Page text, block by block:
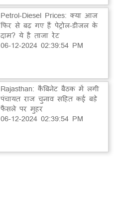
Petrol-Diesel Prices: क्या आज
फिर से बढ़ गए हैं पेट्रोल-डीजल के
दाम? ये है ताजा रेट
06-12-2024 02:39:54 PM
Rajasthan: कैबिनेट बैठक में लगी
पंचायत राज चुनाव सहित कई बड़े
फैसले पर मुहर
06-12-2024 02:39:54 PM